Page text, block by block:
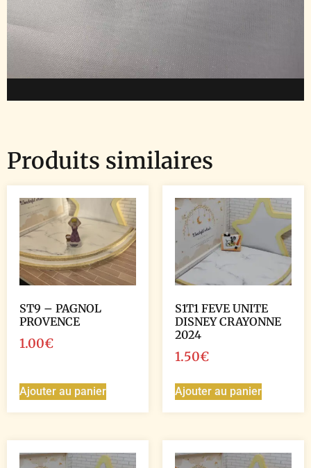
Produits similaires
ST9 – PAGNOL
PROVENCE
1.00€
Ajouter au panier
S1T1 FEVE UNITE
DISNEY CRAYONNE
2024
1.50€
Ajouter au panier